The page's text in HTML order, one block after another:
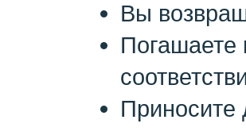
Вы
Погашаете
Приносите